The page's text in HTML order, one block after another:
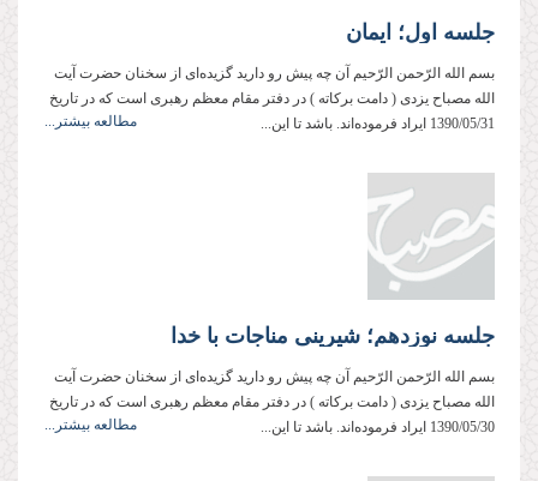
جلسه اول؛ ایمان
بسم‌ الله‌ الرّحمن‌ الرّحیم آن چه پیش‌ رو دارید گزیده‌ای از سخنان حضرت آیت
‌الله مصباح ‌یزدی ( دامت ‌بركاته ) در دفتر مقام معظم رهبری است كه در تاریخ
1390/05/31 ایراد فرموده‌اند. باشد تا این...
مطالعه بیشتر...
جلسه نوزدهم؛ شیرینی مناجات با خدا
بسم‌ الله‌ الرّحمن‌ الرّحیم آن چه پیش ‌رو دارید گزیده‌ای از سخنان حضرت آیت
‌الله مصباح ‌یزدی ( دامت ‌بركاته ) در دفتر مقام معظم رهبری است كه در تاریخ
1390/05/30 ایراد فرموده‌اند. باشد تا این...
مطالعه بیشتر...